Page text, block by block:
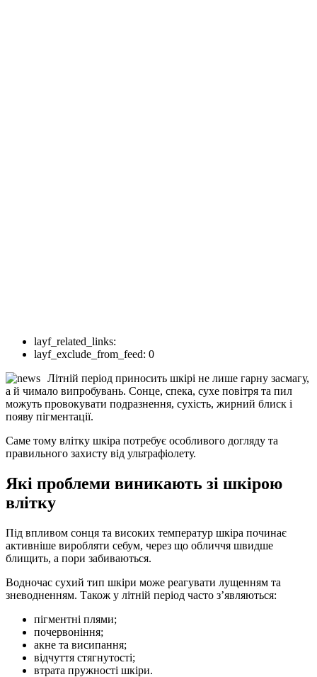
layf_related_links:
layf_exclude_from_feed: 0
Літній період приносить шкірі не лише гарну засмагу,
а й чимало випробувань. Сонце, спека, сухе повітря та пил
можуть провокувати подразнення, сухість, жирний блиск і
появу пігментації.
Саме тому влітку шкіра потребує особливого догляду та
правильного захисту від ультрафіолету.
Які проблеми виникають зі шкірою
влітку
Під впливом сонця та високих температур шкіра починає
активніше виробляти себум, через що обличчя швидше
блищить, а пори забиваються.
Водночас сухий тип шкіри може реагувати лущенням та
зневодненням. Також у літній період часто з’являються:
пігментні плями;
почервоніння;
акне та висипання;
відчуття стягнутості;
втрата пружності шкіри.